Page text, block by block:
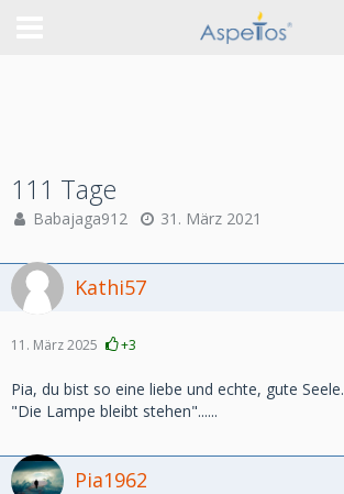
111 Tage
Babajaga912 31. März 2021
Kathi57
11. März 2025 +3
Pia, du bist so eine liebe und echte, gute Seele.
"Die Lampe bleibt stehen"......
Pia1962